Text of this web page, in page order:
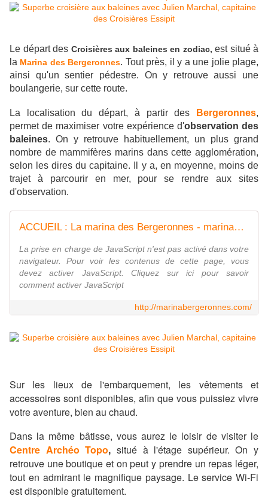
Le départ des Croisières aux baleines en zodiac, est situé à
la Marina des Bergeronnes. Tout près, il y a une jolie plage,
ainsi qu'un sentier pédestre. On y retrouve aussi une
boulangerie, sur cette route.
La localisation du départ, à partir des Bergeronnes,
permet de maximiser votre expérience d'observation des
baleines. On y retrouve habituellement, un plus grand
nombre de mammifères marins dans cette agglomération,
selon les dires du capitaine. Il y a, en moyenne, moins de
trajet à parcourir en mer, pour se rendre aux sites
d'observation.
ACCUEIL : La marina des Bergeronnes - marinabergeronnes.com
La prise en charge de JavaScript n'est pas activé dans votre
navigateur. Pour voir les contenus de cette page, vous
devez activer JavaScript. Cliquez sur ici pour savoir
comment activer JavaScript
http://marinabergeronnes.com/
Sur les lieux de l'embarquement, les vêtements et
accessoires sont disponibles, afin que vous puissiez vivre
votre aventure, bien au chaud.
Dans la même bâtisse, vous aurez le loisir de visiter le
Centre Archéo Topo, situé à l'étage supérieur.On y
retrouve une boutique et on peut y prendre un repas léger,
tout en admirant le magnifique paysage. Le service Wi-Fi
est disponible gratuitement.